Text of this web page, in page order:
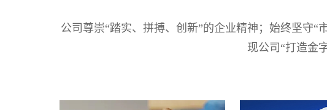
公司尊崇“踏实、拼搏、创新”的企业精神；始终坚守
现公司“打造金